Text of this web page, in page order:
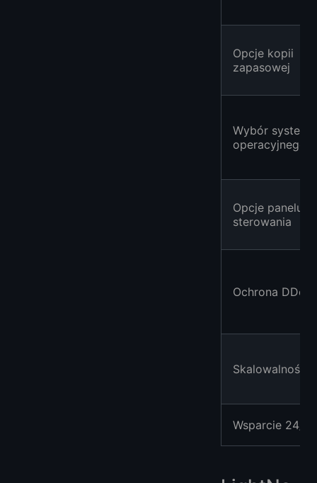
Opcje kopii
zapasowej
Wybór systemu
operacyjnego
Opcje panelu
sterowania
Ochrona DDoS
Skalowalność
Wsparcie 24/7